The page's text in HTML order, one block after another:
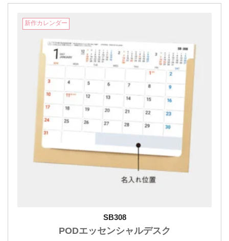
新作カレンダー
SB308
PODエッセンシャルデスク